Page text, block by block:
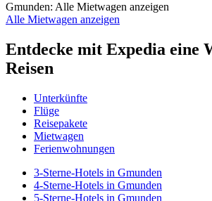
Gmunden: Alle Mietwagen anzeigen
Alle Mietwagen anzeigen
Entdecke mit Expedia eine
Reisen
Unterkünfte
Flüge
Reisepakete
Mietwagen
Ferienwohnungen
3-Sterne-Hotels in Gmunden
4-Sterne-Hotels in Gmunden
5-Sterne-Hotels in Gmunden